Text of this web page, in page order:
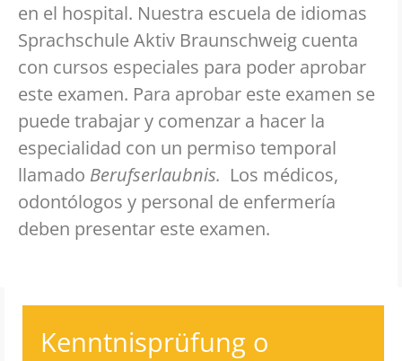
en el hospital. Nuestra escuela de idiomas
Sprachschule Aktiv Braunschweig cuenta
con cursos especiales para poder aprobar
este examen. Para aprobar este examen se
puede trabajar y comenzar a hacer la
especialidad con un permiso temporal
llamado Berufserlaubnis. Los médicos,
odontólogos y personal de enfermería
deben presentar este examen.
Kenntnisprüfung o